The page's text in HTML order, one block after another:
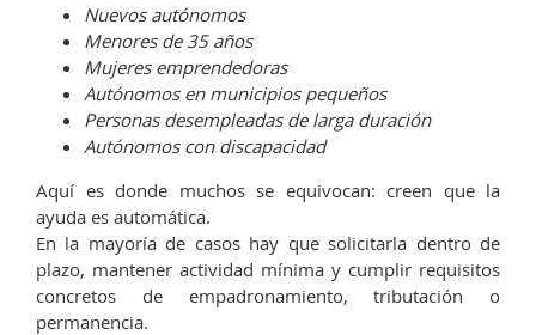
Nuevos autónomos
Menores de 35 años
Mujeres emprendedoras
Autónomos en municipios pequeños
Personas desempleadas de larga duración
Autónomos con discapacidad
Aquí es donde muchos se equivocan: creen que la
ayuda es automática.
En la mayoría de casos hay que solicitarla dentro de
plazo, mantener actividad mínima y cumplir requisitos
concretos de empadronamiento, tributación o
permanencia.